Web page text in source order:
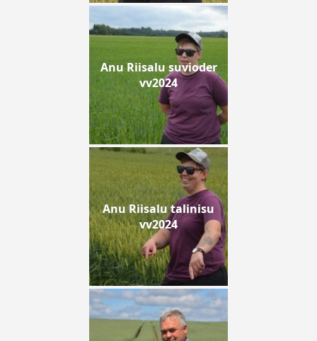
Anu Riisalu suvioder
vv2024
Anu Riisalu talinisu
vv2024